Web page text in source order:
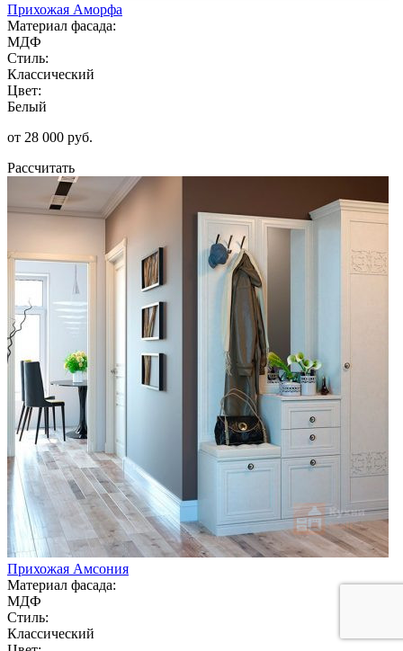
Прихожая Аморфа
Материал фасада:
МДФ
Стиль:
Классический
Цвет:
Белый
от 28 000 руб.
Рассчитать
Прихожая Амсония
Материал фасада:
МДФ
Стиль:
Классический